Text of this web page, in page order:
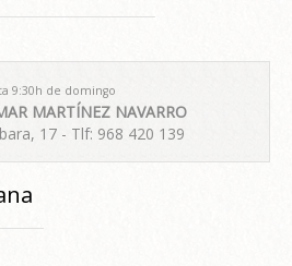
9:30h de domingo
MARTÍNEZ NAVARRO
17 - Tlf: 968 420 139